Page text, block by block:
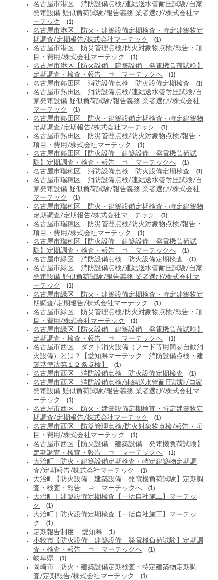
名古屋市港区 消防設備点検/連結送水管耐圧試験/自家
発電設備 疑似負荷試験/報告義務 業者選び/株式会社マ
ーテック
(1)
名古屋市港区 防火・建築設備定期検査・特定建築物定
期調査/定期報告/株式会社マーテック
(1)
名古屋市港区 防災管理点検/防火対象物点検/報告・項
目・費用/株式会社マーテック
(1)
名古屋市港区【防火設備 建築設備 発電機負荷試験】
定期調査・検査・報告 ⇒ マーテックへ
(1)
名古屋市熱田区 消防設備点検 防火設備定期検査 (1)
名古屋市熱田区 消防設備点検/連結送水管耐圧試験/自
家発電設備 疑似負荷試験/報告義務 業者選び/株式会社
マーテック
(1)
名古屋市熱田区 防火・建築設備定期検査・特定建築物
定期調査/定期報告/株式会社マーテック
(1)
名古屋市熱田区 防災管理点検/防火対象物点検/報告・
項目・費用/株式会社マーテック
(1)
名古屋市熱田区【防火設備 建築設備 発電機負荷試
験】定期調査・検査・報告 ⇒ マーテックへ
(1)
名古屋市瑞穂区 消防設備点検 防火設備定期検査 (1)
名古屋市瑞穂区 消防設備点検/連結送水管耐圧試験/自
家発電設備 疑似負荷試験/報告義務 業者選び/株式会社
マーテック
(1)
名古屋市瑞穂区 防火・建築設備定期検査・特定建築物
定期調査/定期報告/株式会社マーテック
(1)
名古屋市瑞穂区 防災管理点検/防火対象物点検/報告・
項目・費用/株式会社マーテック
(1)
名古屋市瑞穂区【防火設備 建築設備 発電機負荷試
験】定期調査・検査・報告 ⇒ マーテックへ
(1)
名古屋市緑区 消防設備点検 防火設備定期検査 (1)
名古屋市緑区 消防設備点検/連結送水管耐圧試験/自家
発電設備 疑似負荷試験/報告義務 業者選び/株式会社マ
ーテック
(1)
名古屋市緑区 防火・建築設備定期検査・特定建築物定
期調査/定期報告/株式会社マーテック
(1)
名古屋市緑区 防災管理点検/防火対象物点検/報告・項
目・費用/株式会社マーテック
(1)
名古屋市緑区【防火設備 建築設備 発電機負荷試験】
定期調査・検査・報告 ⇒ マーテックへ
(1)
名古屋市西区 ダクト消火設備（フード等用簡易自動消
火設備）とは？【愛知県マーテック 消防設備点検・建
築基準法第１２条点検】
(1)
名古屋市西区 消防設備点検 防火設備定期検査 (1)
名古屋市西区 消防設備点検/連結送水管耐圧試験/自家
発電設備 疑似負荷試験/報告義務 業者選び/株式会社マ
ーテック
(1)
名古屋市西区 防火・建築設備定期検査・特定建築物定
期調査/定期報告/株式会社マーテック
(1)
名古屋市西区 防災管理点検/防火対象物点検/報告・項
目・費用/株式会社マーテック
(1)
名古屋市西区【防火設備 建築設備 発電機負荷試験】
定期調査・検査・報告 ⇒ マーテックへ
(1)
大治町 防火・建築設備定期検査・特定建築物定期調
査/定期報告/株式会社マーテック
(1)
大治町【防火設備 建築設備 発電機負荷試験】定期調
査・検査・報告 ⇒ マーテックへ
(1)
大治町｜建築設備定期検査【一括自社施工】マーテッ
ク
(1)
大治町｜防火設備定期検査【一括自社施工】マーテッ
ク
(1)
定期報告制度 – 愛知県 (1)
小牧市【防火設備 建築設備 発電機負荷試験】定期調
査・検査・報告 ⇒ マーテックへ
(1)
岐阜県 (1)
岡崎市 防火・建築設備定期検査・特定建築物定期調
査/定期報告/株式会社マーテック
(1)